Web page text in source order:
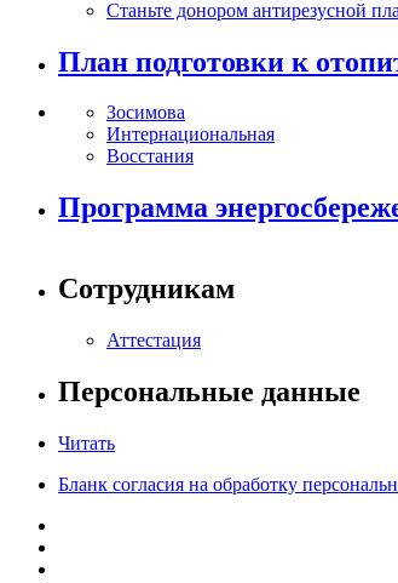
Станьте донором антирезусной
План подготовки к
Зосимова
Интернациональная
Восстания
Программа
Сотрудникам
Аттестация
Персональные данные
Читать
Бланк согласия на обработку